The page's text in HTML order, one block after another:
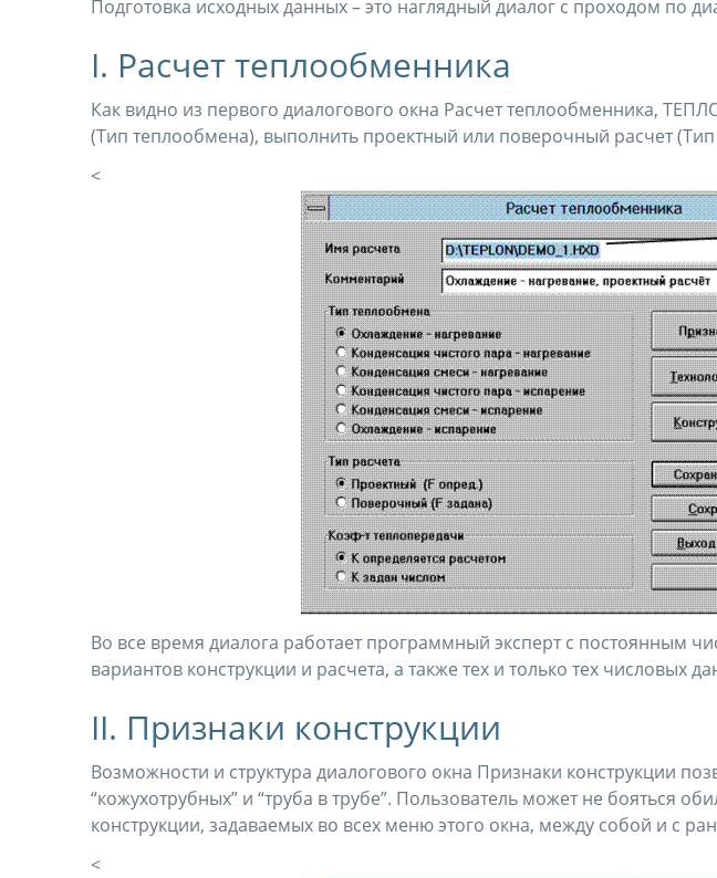
Подготовка исходных данных – это наглядный диалог с проходом по
I. Расчет теплообменника
Как видно из первого диалогового окна Расчет теплообменника,
(Тип теплообмена), выполнить проектный или поверочный расчет (Тип
<
Во все время диалога работает программный эксперт с постоянным
вариантов конструкции и расчета, а также тех и только тех
II. Признаки конструкции
Возможности и структура диалогового окна Признаки конструкции
“кожухотрубных” и “труба в трубе”. Пользователь может не бояться
конструкции, задаваемых во всех меню этого окна, между собой и с
<